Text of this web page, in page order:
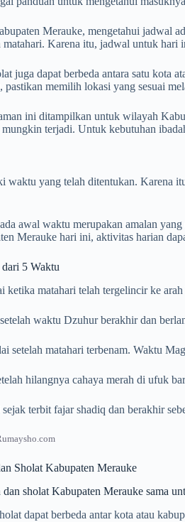
Merauke, mengetahui jadwal
Karena itu, jadwal untuk hari
juga dapat berbeda antara satu kota
pastikan memilih lokasi yang sesuai
ini ditampilkan untuk wilayah
terjadi. Untuk kebutuhan
waktu yang telah ditentukan. Karena
awal waktu merupakan amalan
Merauke hari ini, aktivitas harian
5 Waktu
ketika matahari telah tergelincir ke
waktu Dzuhur berakhir dan
setelah matahari terbenam. Waktu
hilangnya cahaya merah di ufuk
terbit fajar shadiq dan berakhir
Sholat Kabupaten Merauke
sholat Kabupaten Merauke sama
dapat berbeda antar kota atau